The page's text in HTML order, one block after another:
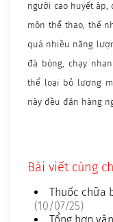
người cao huyết
môn thể thao, thế
quá nhiều năng
đá bóng, chạy
thể loại bỏ lượng
này đều đặn hàng
Bài viết cùng
Thuốc chữa
(10/07/25)